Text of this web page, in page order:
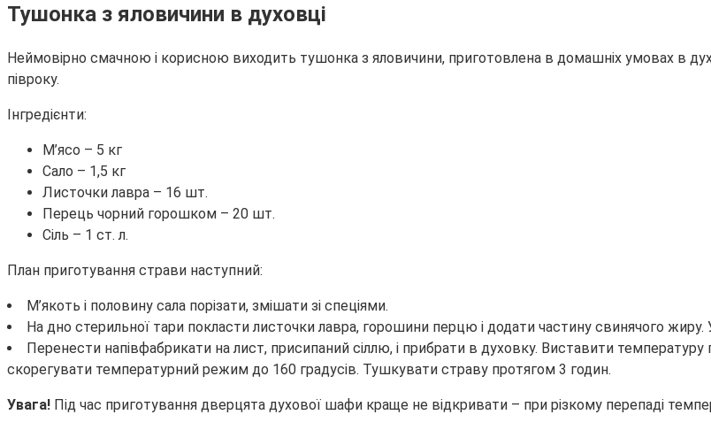
Тушонка з яловичини в духовці
Неймовірно смачною і корисною виходить тушонка з яловичини, приготовлена в домашніх умовах в
півроку.
Інгредієнти:
М’ясо – 5 кг
Сало – 1,5 кг
Листочки лавра – 16 шт.
Перець чорний горошком – 20 шт.
Сіль – 1 ст. л.
План приготування страви наступний:
М’якоть і половину сала порізати, змішати зі спеціями.
На дно стерильної тари покласти листочки лавра, горошини перцю і додати частину свинячого
Перенести напівфабрикати на лист, присипаний сіллю, і прибрати в духовку. Виставити температуру
скорегувати температурний режим до 160 градусів. Тушкувати страву протягом 3 годин.
Увага! Під час приготування дверцята духової шафи краще не відкривати – при різкому перепаді